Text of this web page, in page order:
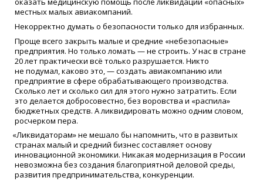
местных малых авиакомпаний.
Некорректно думать о безопасности только для избранных.
Проще всего закрыть малые и средние «небезопасные»
предприятия. Но только ломать — не строить. У нас в стране
20 лет практически всё только разрушается. Никто
не подумал, каково это, — создать авиакомпанию или
предприятие в сфере обрабатывающего производства.
Сколько лет и сколько сил для этого нужно затратить. Если
это делается добросовестно, без воровства и «распила»
бюджетных средств. А ликвидировать можно одним словом,
росчерком пера.
«Ликвидаторам» не мешало бы напомнить, что в развитых
странах малый и средний бизнес составляет основу
инновационной экономики. Никакая модернизация в России
невозможна без создания благоприятной деловой среды,
развития предпринимательства, конкуренции.